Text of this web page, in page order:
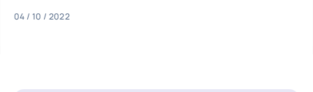
04 / 10 / 2022